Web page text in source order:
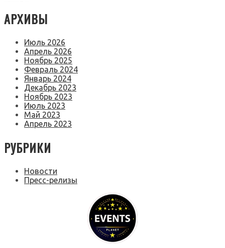
АРХИВЫ
Июль 2026
Апрель 2026
Ноябрь 2025
Февраль 2024
Январь 2024
Декабрь 2023
Ноябрь 2023
Июль 2023
Май 2023
Апрель 2023
РУБРИКИ
Новости
Пресс-релизы